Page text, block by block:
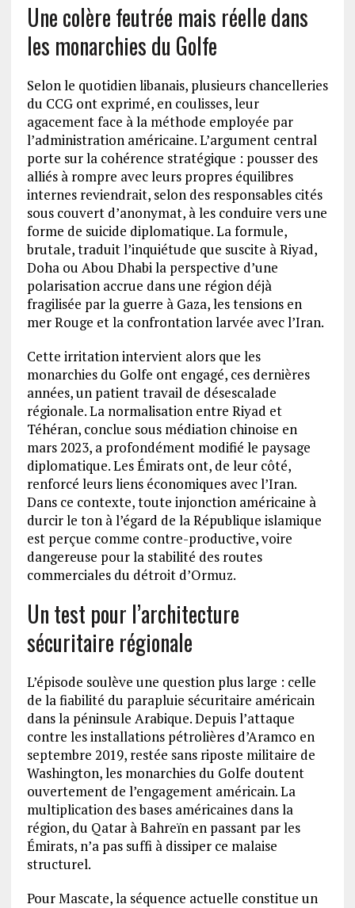
Une colère feutrée mais réelle dans
les monarchies du Golfe
Selon le quotidien libanais, plusieurs chancelleries
du CCG ont exprimé, en coulisses, leur
agacement face à la méthode employée par
l’administration américaine. L’argument central
porte sur la cohérence stratégique : pousser des
alliés à rompre avec leurs propres équilibres
internes reviendrait, selon des responsables cités
sous couvert d’anonymat, à les conduire vers une
forme de suicide diplomatique. La formule,
brutale, traduit l’inquiétude que suscite à Riyad,
Doha ou Abou Dhabi la perspective d’une
polarisation accrue dans une région déjà
fragilisée par la guerre à Gaza, les tensions en
mer Rouge et la confrontation larvée avec l’Iran.
Cette irritation intervient alors que les
monarchies du Golfe ont engagé, ces dernières
années, un patient travail de désescalade
régionale. La normalisation entre Riyad et
Téhéran, conclue sous médiation chinoise en
mars 2023, a profondément modifié le paysage
diplomatique. Les Émirats ont, de leur côté,
renforcé leurs liens économiques avec l’Iran.
Dans ce contexte, toute injonction américaine à
durcir le ton à l’égard de la République islamique
est perçue comme contre-productive, voire
dangereuse pour la stabilité des routes
commerciales du détroit d’Ormuz.
Un test pour l’architecture
sécuritaire régionale
L’épisode soulève une question plus large : celle
de la fiabilité du parapluie sécuritaire américain
dans la péninsule Arabique. Depuis l’attaque
contre les installations pétrolières d’Aramco en
septembre 2019, restée sans riposte militaire de
Washington, les monarchies du Golfe doutent
ouvertement de l’engagement américain. La
multiplication des bases américaines dans la
région, du Qatar à Bahreïn en passant par les
Émirats, n’a pas suffi à dissiper ce malaise
structurel.
Pour Mascate, la séquence actuelle constitue un